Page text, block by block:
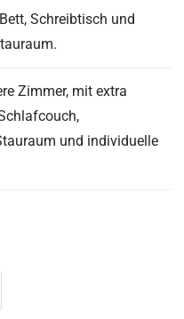
Schreibtisch und
Zimmer, mit extra
und individuelle